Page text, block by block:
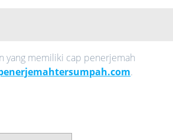
yang memiliki cap penerjemah
.